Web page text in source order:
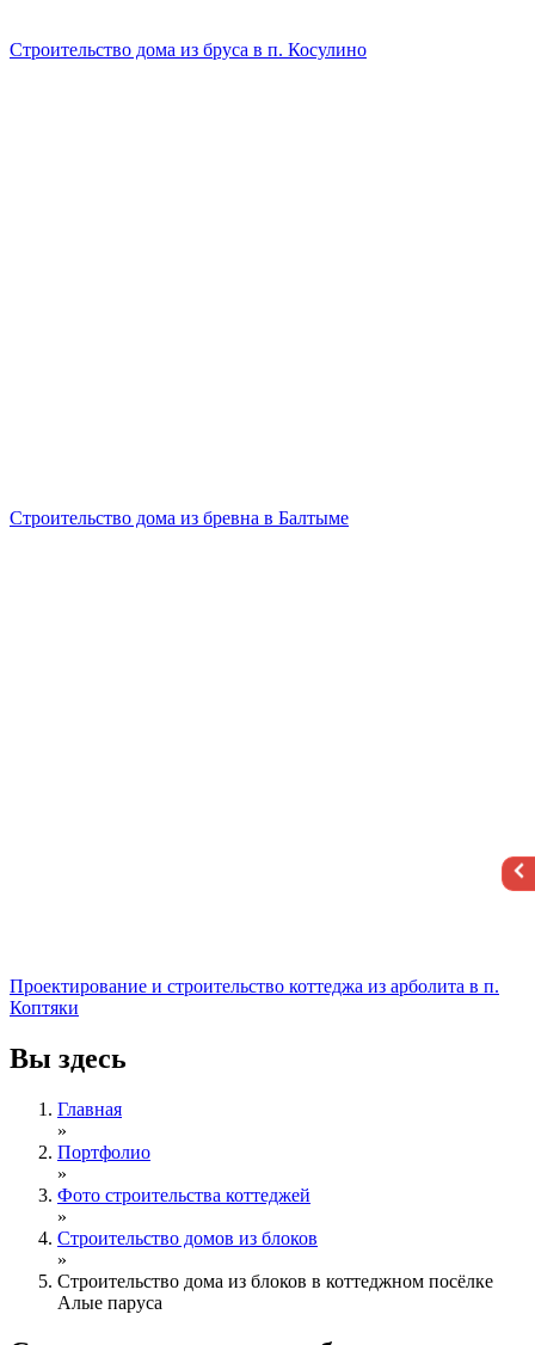
Строительство дома из бруса в п. Косулино
Строительство дома из бревна в Балтыме
Проектирование и строительство коттеджа из арболита в п.
Коптяки
Вы здесь
Главная
»
Портфолио
»
Фото строительства коттеджей
»
Строительство домов из блоков
»
Строительство дома из блоков в коттеджном посёлке
Алые паруса